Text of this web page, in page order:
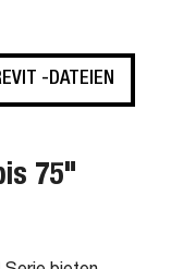
-DATEIEN
75"